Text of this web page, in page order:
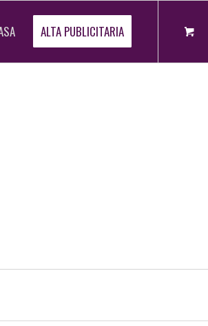
ALTA PUBLICITARIA